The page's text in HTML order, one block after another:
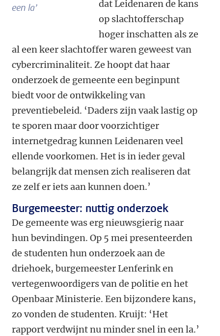
een la’
dat Leidenaren de kans
op slachtofferschap
hoger inschatten als ze
al een keer slachtoffer waren geweest van
cybercriminaliteit. Ze hoopt dat haar
onderzoek de gemeente een beginpunt
biedt voor de ontwikkeling van
preventiebeleid. ‘Daders zijn vaak lastig op
te sporen maar door voorzichtiger
internetgedrag kunnen Leidenaren veel
ellende voorkomen. Het is in ieder geval
belangrijk dat mensen zich realiseren dat
ze zelf er iets aan kunnen doen.’
Burgemeester: nuttig onderzoek
De gemeente was erg nieuwsgierig naar
hun bevindingen. Op 5 mei presenteerden
de studenten hun onderzoek aan de
driehoek, burgemeester Lenferink en
vertegenwoordigers van de politie en het
Openbaar Ministerie. Een bijzondere kans,
zo vonden de studenten. Kruijt: ‘Het
rapport verdwijnt nu minder snel in een la.’